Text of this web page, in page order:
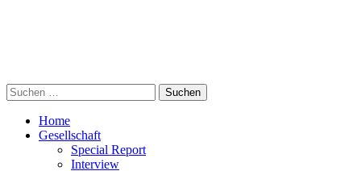
Suchen
nach:
Home
Gesellschaft
Special Report
Interview